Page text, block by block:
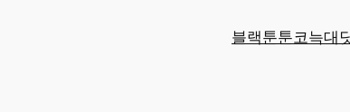
블랙툰툰코늑대